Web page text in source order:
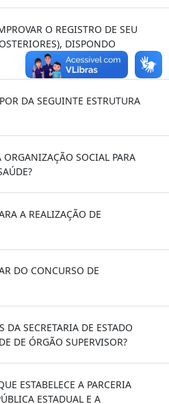
O REGISTRO DE SEU
DISPONDO
DA SEGUINTE ESTRUTURA
SOCIAL PARA
A REALIZAÇÃO DE
DO CONCURSO DE
DA SECRETARIA DE ESTADO
DE ÓRGÃO SUPERVISOR?
ESTABELECE A PARCERIA
ESTADUAL E A